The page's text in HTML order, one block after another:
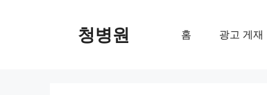
청병원 홈 광고 게